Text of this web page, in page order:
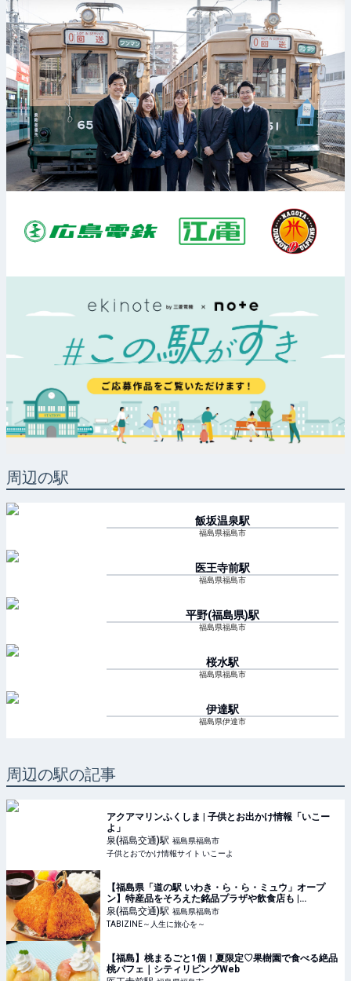
周辺の駅
飯坂温泉駅
福島県福島市
医王寺前駅
福島県福島市
平野(福島県)駅
福島県福島市
桜水駅
福島県福島市
伊達駅
福島県伊達市
周辺の駅の記事
アクアマリンふくしま | 子供とお出かけ情報「いこー
よ」
泉(福島交通)駅 福島県福島市
子供とおでかけ情報サイト いこーよ
【福島県「道の駅 いわき・ら・ら・ミュウ」オープ
ン】特産品をそろえた銘品プラザや飲食店も |
TABIZINE～人生に旅心を～
泉(福島交通)駅 福島県福島市
TABIZINE～人生に旅心を～
【福島】桃まるごと1個！夏限定♡果樹園で食べる絶品
桃パフェ｜シティリビングWeb